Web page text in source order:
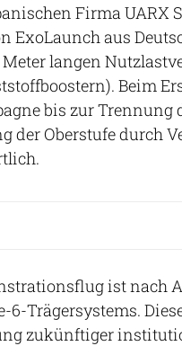
Firma UARX
ExoLaunch aus
Meter langen
Beim
bis zur Trennung
der Oberstufe durch
ist nach
6-Trägersystems.
zukünftiger